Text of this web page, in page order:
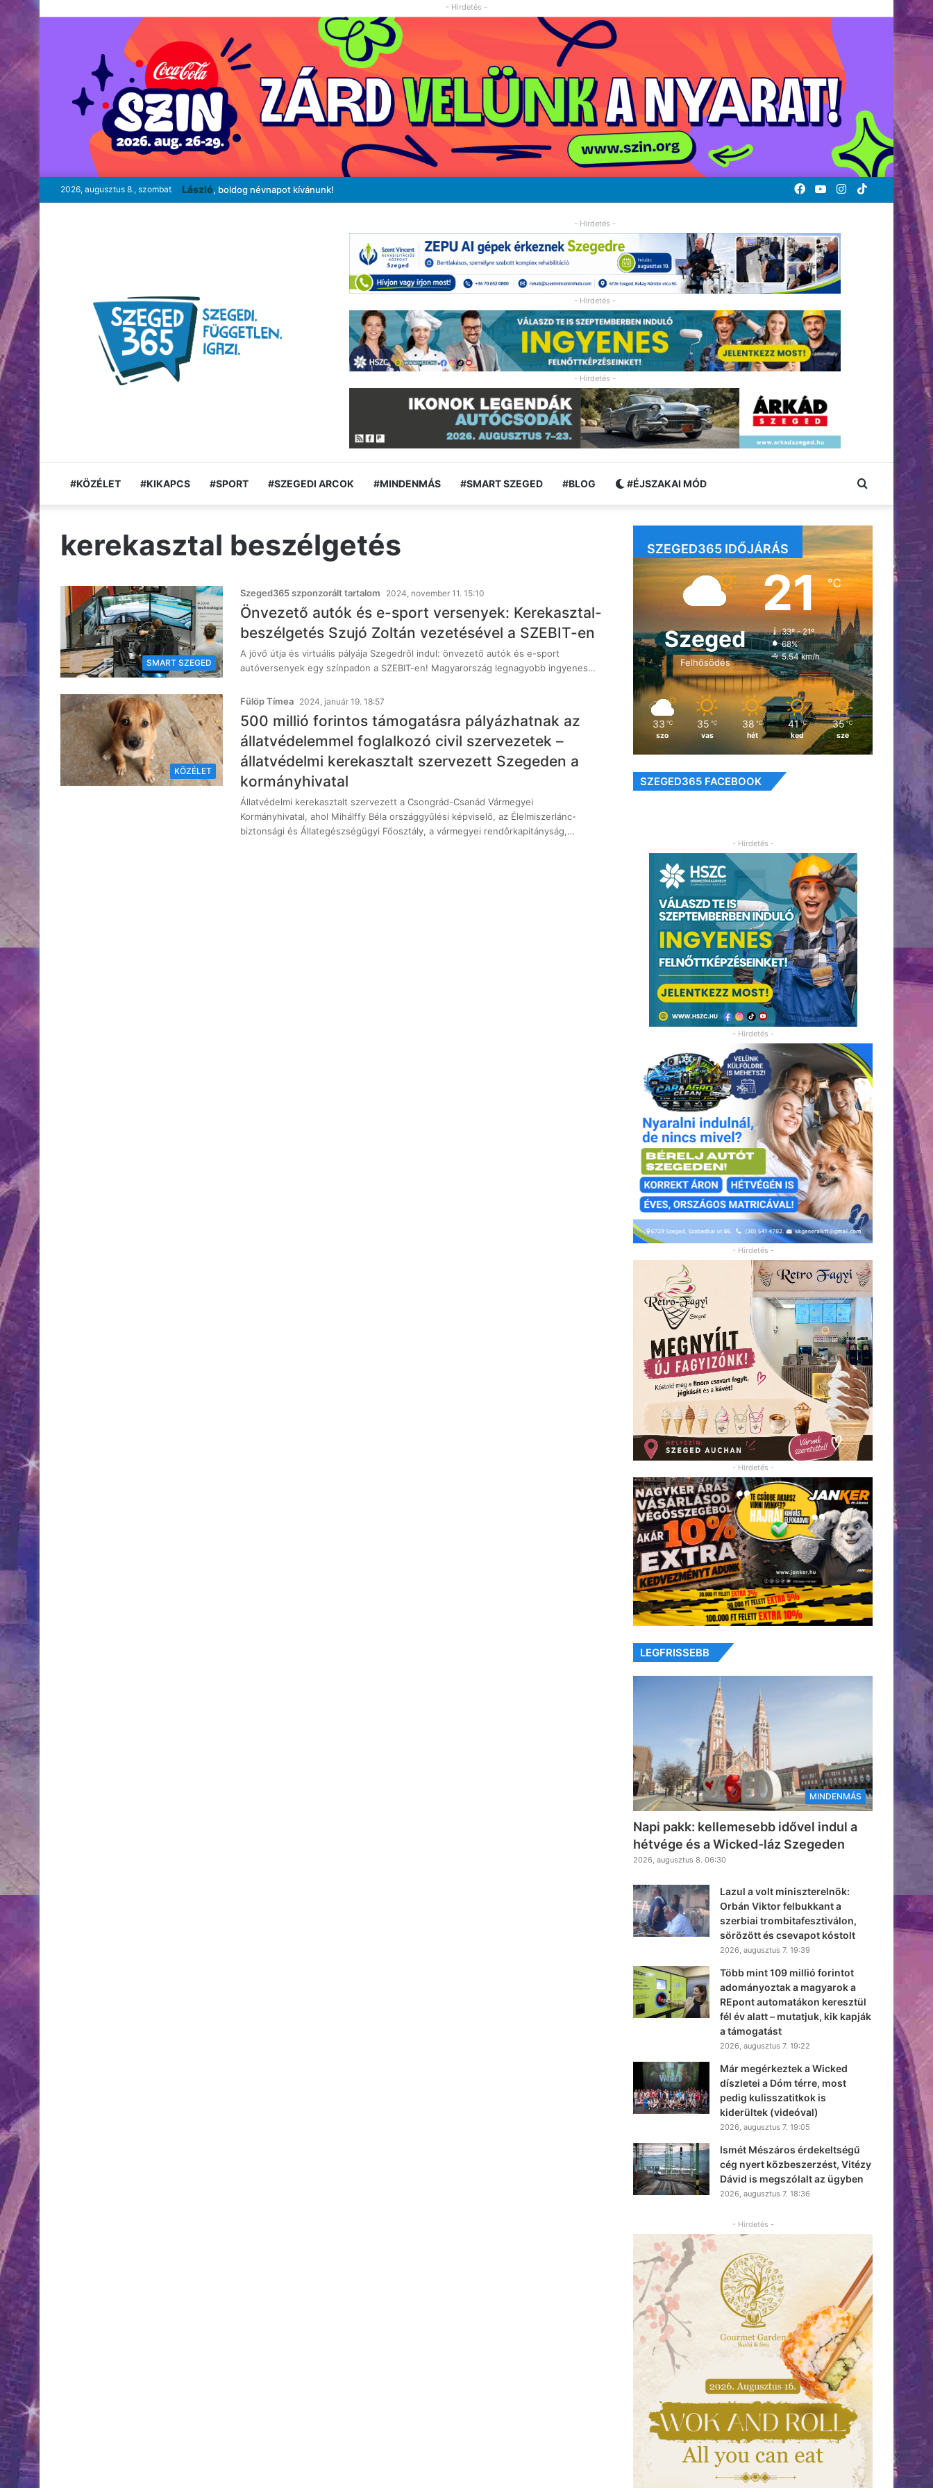
- Hirdetés -
2026, augusztus 8., szombat László, boldog névnapot kívánunk! TikTok
Instagram
YouTube
Facebook
- Hirdetés -
- Hirdetés -
- Hirdetés -
#KÖZÉLET #KIKAPCS #SPORT #SZEGEDI ARCOK #MINDENMÁS #SMART SZEGED #BLOG #ÉJSZAKAI MÓD Keresés:
kerekasztal beszélgetés
SMART SZEGED
Szeged365 szponzorált tartalom 2024, november 11. 15:10
Önvezető autók és e-sport versenyek: Kerekasztal-
beszélgetés Szujó Zoltán vezetésével a SZEBIT-en
A jövő útja és virtuális pályája Szegedről indul: önvezető autók és e-sport
autóversenyek egy színpadon a SZEBIT-en! Magyarország legnagyobb ingyenes…
KÖZÉLET
Fülöp Tímea 2024, január 19. 18:57
500 millió forintos támogatásra pályázhatnak az
állatvédelemmel foglalkozó civil szervezetek –
állatvédelmi kerekasztalt szervezett Szegeden a
kormányhivatal
Állatvédelmi kerekasztalt szervezett a Csongrád-Csanád Vármegyei
Kormányhivatal, ahol Mihálffy Béla országgyűlési képviselő, az Élelmiszerlánc-
biztonsági és Állategészségügyi Főosztály, a vármegyei rendőrkapitányság,…
SZEGED365 IDŐJÁRÁS
Szeged
Felhősödés
21℃
33º - 21º
68%
5.54 km/h
33 ℃
szo
35 ℃
vas
38 ℃
hét
41 ℃
ked
35 ℃
sze
SZEGED365 FACEBOOK
- Hirdetés -
- Hirdetés -
- Hirdetés -
- Hirdetés -
LEGFRISSEBB
MINDENMÁS
Napi pakk: kellemesebb idővel indul a
hétvége és a Wicked-láz Szegeden
2026, augusztus 8. 06:30
Lazul a volt miniszterelnök:
Orbán Viktor felbukkant a
szerbiai trombitafesztiválon,
sörözött és csevapot kóstolt
2026, augusztus 7. 19:39
Több mint 109 millió forintot
adományoztak a magyarok a
REpont automatákon keresztül
fél év alatt – mutatjuk, kik kapják
a támogatást
2026, augusztus 7. 19:22
Már megérkeztek a Wicked
díszletei a Dóm térre, most
pedig kulisszatitkok is
kiderültek (videóval)
2026, augusztus 7. 19:05
Ismét Mészáros érdekeltségű
cég nyert közbeszerzést, Vitézy
Dávid is megszólalt az ügyben
2026, augusztus 7. 18:36
- Hirdetés -